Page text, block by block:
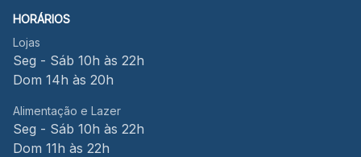
HORÁRIOS
Lojas
Seg - Sáb 10h às 22h
Dom 14h às 20h
Alimentação e Lazer
Seg - Sáb 10h às 22h
Dom 11h às 22h